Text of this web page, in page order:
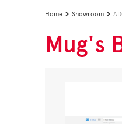
Home  Showroom 
Mug's